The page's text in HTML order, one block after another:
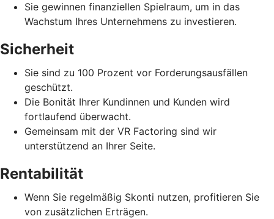
Sie gewinnen finanziellen Spielraum, um in das
Wachstum Ihres Unternehmens zu investieren.
Sicherheit
Sie sind zu 100 Prozent vor Forderungsausfällen
geschützt.
Die Bonität Ihrer Kundinnen und Kunden wird
fortlaufend überwacht.
Gemeinsam mit der VR Factoring sind wir
unterstützend an Ihrer Seite.
Rentabilität
Wenn Sie regelmäßig Skonti nutzen, profitieren Sie
von zusätzlichen Erträgen.